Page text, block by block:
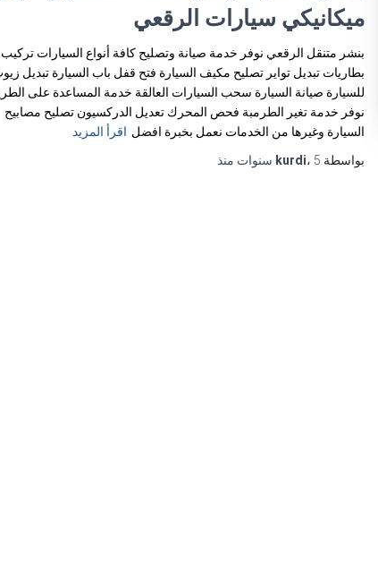
ميكانيكي سيارات الرقعي
بنشر متنقل الرقعي نوفر خدمة صيانة وتصليح كافة أنواع السيارات تركيب
بطاريات تبديل تواير تصليح مكيف السيارة فتح قفل باب السيارة تبديل
للسيارة صيانة السيارة سحب السيارات العالقة خدمة المساعدة على
نوفر خدمة تغير الطرمبة فحص المحرك تعديل الدركسيون تصليح مصابيح
السيارة وغيرها من الخدمات نعمل بخبرة افضل اقرأ المزيد
بواسطة
kurdi، 5 سنوات منذ